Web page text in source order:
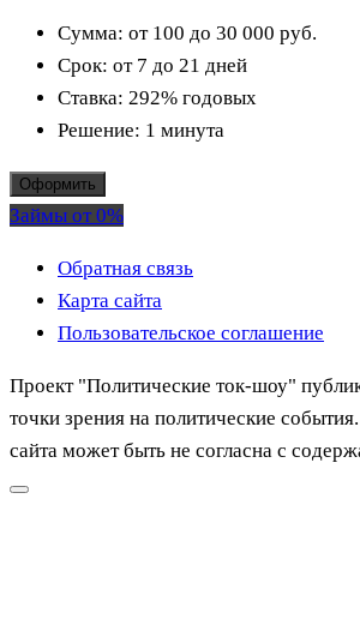
Сумма: от 100 до 30 000 руб.
Срок: от 7 до 21 дней
Ставка: 292% годовых
Решение: 1 минута
Оформить
Займы от 0%
Обратная связь
Карта сайта
Пользовательское соглашение
Проект "Политические ток-шоу"
точки зрения на политические
сайта может быть не согласна с